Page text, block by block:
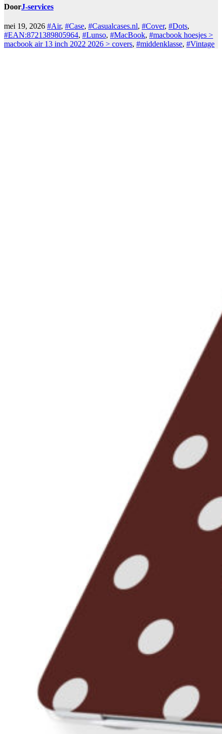
DoorJ-services
mei 19, 2026 #Air, #Case, #Casualcases.nl, #Cover, #Dots,
#EAN:8721389805964, #Lunso, #MacBook, #macbook hoesjes >
macbook air 13 inch 2022 2026 > covers, #middenklasse, #Vintage